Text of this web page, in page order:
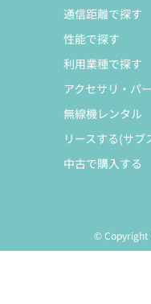
通信距離で探す
性能で探す
利用業種で探す
アクセサリ・パ
無線機レンタル
リースする(サブ
中古で購入する
© Copyright